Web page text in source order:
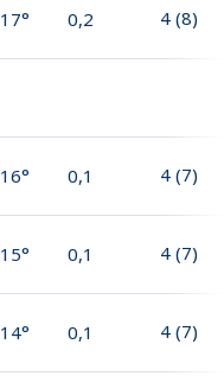
17° 0,2 4 (8)
16° 0,1 4 (7)
15° 0,1 4 (7)
14° 0,1 4 (7)